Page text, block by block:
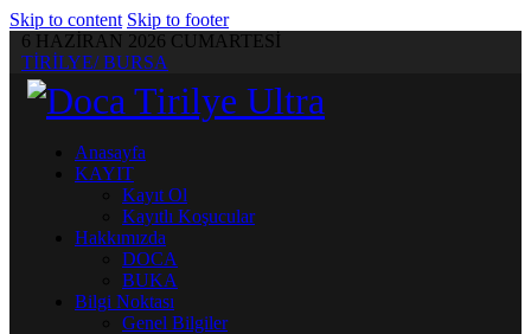
Skip to content Skip to footer
6 HAZİRAN 2026 CUMARTESİ
TİRİLYE/ BURSA
Anasayfa
KAYIT
Kayıt Ol
Kayıtlı Koşucular
Hakkımızda
DOCA
BUKA
Bilgi Noktası
Genel Bilgiler